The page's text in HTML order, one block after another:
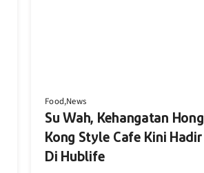
Food,News
Su Wah, Kehangatan Hong
Kong Style Cafe Kini Hadir
Di Hublife